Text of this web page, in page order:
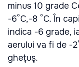
minus 10 grade
-6°C,-8 °C. În
indica -6 grade,
aerului va fi de -
gheţuş.